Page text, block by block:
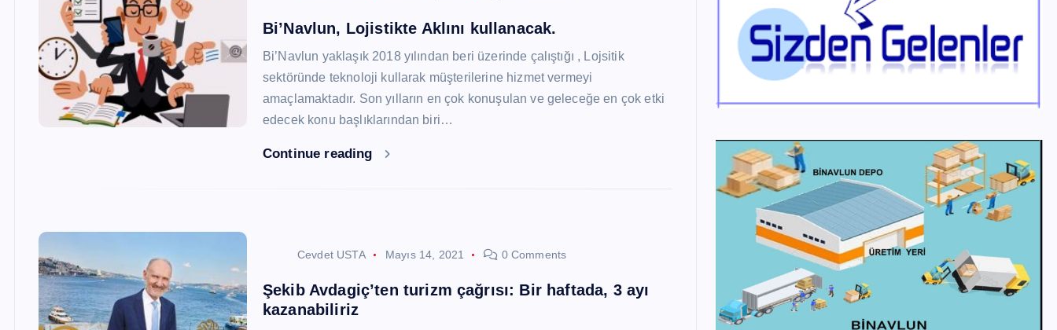
Bi’Navlun, Lojistikte Aklını kullanacak.
Bi’Navlun yaklaşık 2018 yılından beri üzerinde çalıştığı , Lojsitik
sektöründe teknoloji kullarak müşterilerine hizmet vermeyi
amaçlamaktadır. Son yılların en çok konuşulan ve geleceğe en çok etki
edecek konu başlıklarından biri…
Continue reading
Cevdet USTA Mayıs 14, 2021 0 Comments
Şekib Avdagiç’ten turizm çağrısı: Bir haftada, 3 ayı
kazanabiliriz